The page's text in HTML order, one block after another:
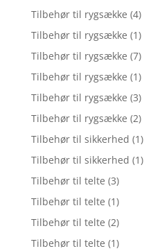
Tilbehør til rygsække (4)
Tilbehør til rygsække (1)
Tilbehør til rygsække (7)
Tilbehør til rygsække (1)
Tilbehør til rygsække (3)
Tilbehør til rygsække (2)
Tilbehør til sikkerhed (1)
Tilbehør til sikkerhed (1)
Tilbehør til telte (3)
Tilbehør til telte (1)
Tilbehør til telte (2)
Tilbehør til telte (1)